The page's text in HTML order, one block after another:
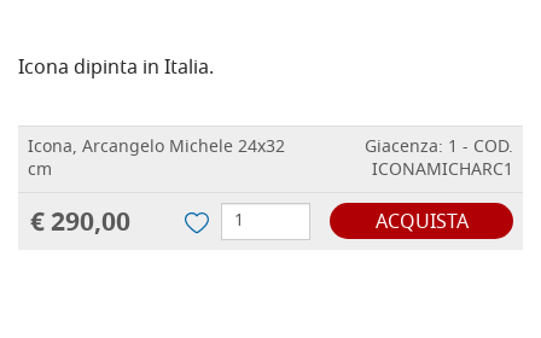
Icona dipinta in Italia.
Icona, Arcangelo Michele 24x32
cm
Giacenza: 1 - COD.
ICONAMICHARC1
€ 290,00 ACQUISTA